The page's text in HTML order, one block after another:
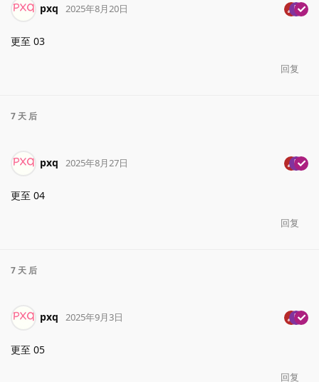
pxq 2025年8月20日
更至 03
回复
7 天 后
pxq 2025年8月27日
更至 04
回复
7 天 后
pxq 2025年9月3日
更至 05
回复